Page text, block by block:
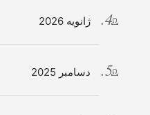
ژانویه 2026
دسامبر 2025